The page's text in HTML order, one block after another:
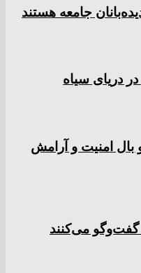
جامعه هستند
دریای سیاه
بال امنیت و آرامش
گفت‌و‌گو می‌کنند